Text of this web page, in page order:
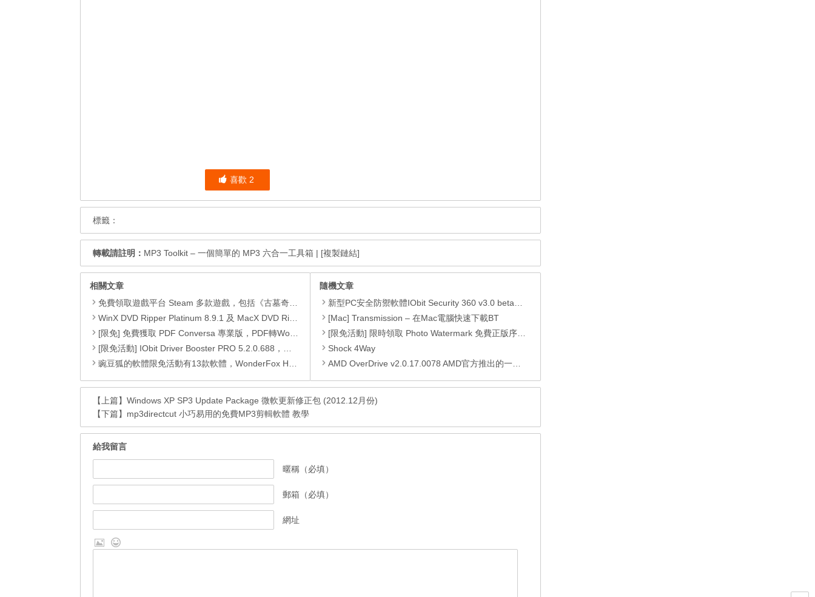
喜歡 2
標籤：
轉載請註明： MP3 Toolkit – 一個簡單的 MP3 六合一工具箱 | [複製鏈結]
相關文章
免費領取遊戲平台 Steam 多款遊戲，包括《古墓奇兵9（Tomb Raider）》、《古墓奇兵：歐西里斯神殿 LARA CROFT AND THE TEMPLE OF OSIRIS™》、《Deiland》、《Headsnatchers》、《Drawful 2》和《GOAT OF DUTY》。
WinX DVD Ripper Platinum 8.9.1 及 MacX DVD Ripper Pro 6.2.1 限免活動
[限免] 免費獲取 PDF Conversa 專業版，PDF轉Word格式DOC或Word轉換成PDF
[限免活動] IObit Driver Booster PRO 5.2.0.688，偵測並更新最新驅動程式，可以自動更新驅動程式
豌豆狐的軟體限免活動有13款軟體，WonderFox HD Video Converter Factory Pro、 Watermark Software、WiseCare 365 Pro、Seed4.Me VPN、WinToFlash Professional、RightNote Standard、ONLYOFFICE Cloud Office、Epubor Ultimate、Folder Marker Home 、Clipà.Vu、Preloaders、Animiz Professional 以及 DoYourData Uninstaller Pro。
隨機文章
新型PC安全防禦軟體IObit Security 360 v3.0 beta繁中免費版
[Mac] Transmission – 在Mac電腦快速下載BT
[限免活動] 限時領取 Photo Watermark 免費正版序號，價值$24.95。
Shock 4Way
AMD OverDrive v2.0.17.0078 AMD官方推出的一款系統檢測、超頻工具 多語言版
【上篇】 Windows XP SP3 Update Package 微軟更新修正包 (2012.12月份)
【下篇】 mp3directcut 小巧易用的免費MP3剪輯軟體 教學
給我留言
暱稱（必填）
郵箱（必填）
網址